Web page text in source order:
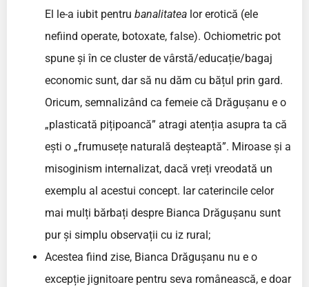
El le-a iubit pentru banalitatea lor erotică (ele
nefiind operate, botoxate, false). Ochiometric pot
spune și în ce cluster de vârstă/educație/bagaj
economic sunt, dar să nu dăm cu bățul prin gard.
Oricum, semnalizând ca femeie că Drăgușanu e o
„plasticată pițipoancă” atragi atenția asupra ta că
ești o „frumusețe naturală deșteaptă”. Miroase și a
misoginism internalizat, dacă vreți vreodată un
exemplu al acestui concept. Iar caterincile celor
mai mulți bărbați despre Bianca Drăgușanu sunt
pur și simplu observații cu iz rural;
Acestea fiind zise, Bianca Drăgușanu nu e o
excepție jignitoare pentru seva românească, e doar